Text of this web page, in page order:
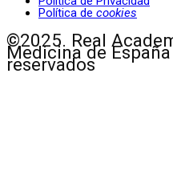
Política de cookies
©2025. Real
Medicina de
reservados